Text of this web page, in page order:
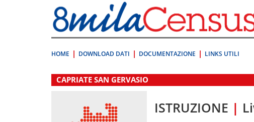
direttamente
a:
Contenuto
HOME DOWNLOAD DATI DOCUMENTAZIONE LINKS UTILI
.
CAPRIATE SAN GERVASIO
ISTRUZIONE |